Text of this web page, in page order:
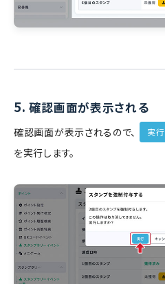
5. 確認画面が表示される
確認画面が表示されるので、 実行
を実行します。